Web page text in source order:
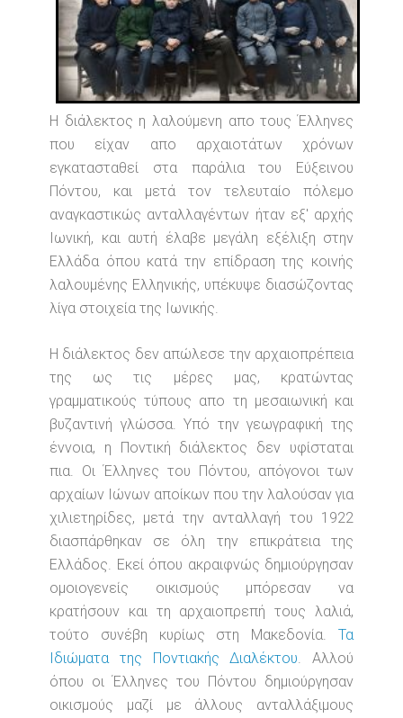
Η διάλεκτος η λαλούμενη απο τους Έλληνες
που είχαν απο αρχαιοτάτων χρόνων
εγκατασταθεί στα παράλια του Εύξεινου
Πόντου, και μετά τον τελευταίο πόλεμο
αναγκαστικώς ανταλλαγέντων ήταν εξ' αρχής
Ιωνική, και αυτή έλαβε μεγάλη εξέλιξη στην
Ελλάδα όπου κατά την επίδραση της κοινής
λαλουμένης Ελληνικής, υπέκυψε διασώζοντας
λίγα στοιχεία της Ιωνικής.
Η διάλεκτος δεν απώλεσε την αρχαιοπρέπεια
της ως τις μέρες μας, κρατώντας
γραμματικούς τύπους απο τη μεσαιωνική και
βυζαντινή γλώσσα. Υπό την γεωγραφική της
έννοια, η Ποντική διάλεκτος δεν υφίσταται
πια. Οι Έλληνες του Πόντου, απόγονοι των
αρχαίων Ιώνων αποίκων που την λαλούσαν για
χιλιετηρίδες, μετά την ανταλλαγή του 1922
διασπάρθηκαν σε όλη την επικράτεια της
Ελλάδος. Εκεί όπου ακραιφνώς δημιούργησαν
ομοιογενείς οικισμούς μπόρεσαν να
κρατήσουν και τη αρχαιοπρεπή τους λαλιά,
τούτο συνέβη κυρίως στη Μακεδονία. Τα
Ιδιώματα της Ποντιακής Διαλέκτου
Αλλού
όπου οι Έλληνες του Πόντου δημιούργησαν
οικισμούς μαζί με άλλους ανταλλάξιμους